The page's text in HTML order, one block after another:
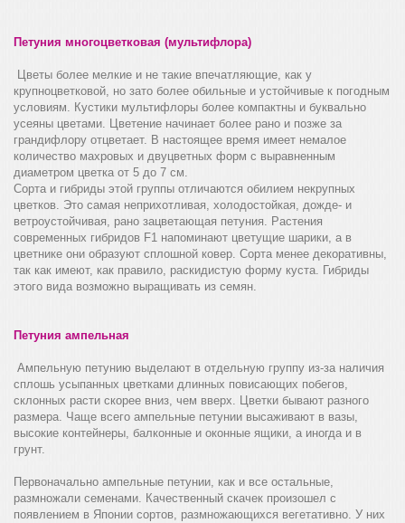
Петуния многоцветковая (мультифлора)
Цветы более мелкие и не такие впечатляющие, как у
крупноцветковой, но зато более обильные и устойчивые к погодным
условиям. Кустики мультифлоры более компактны и буквально
усеяны цветами. Цветение начинает более рано и позже за
грандифлору отцветает. В настоящее время имеет немалое
количество махровых и двуцветных форм с выравненным
диаметром цветка от 5 до 7 см.
Сорта и гибриды этой группы отличаются обилием некрупных
цветков. Это самая неприхотливая, холодостойкая, дожде- и
ветроустойчивая, рано зацветающая петуния. Растения
современных гибридов F1 напоминают цветущие шарики, а в
цветнике они образуют сплошной ковер. Сорта менее декоративны,
так как имеют, как правило, раскидистую форму куста. Гибриды
этого вида возможно выращивать из семян.
Петуния ампельная
Ампельную петунию выделают в отдельную группу из-за наличия
сплошь усыпанных цветками длинных повисающих побегов,
склонных расти скорее вниз, чем вверх. Цветки бывают разного
размера. Чаще всего ампельные петунии высаживают в вазы,
высокие контейнеры, балконные и оконные ящики, а иногда и в
грунт.
Первоначально ампельные петунии, как и все остальные,
размножали семенами. Качественный скачек произошел с
появлением в Японии сортов, размножающихся вегетативно. У них